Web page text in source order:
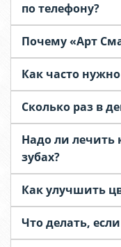
по телефону?
Почему «Арт
Как часто
Сколько раз в
Надо ли лечить
зубах?
Как улучшить
Что делать,